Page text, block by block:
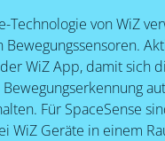
Technologie von WiZ
Bewegungssensoren.
WiZ App, damit sich
Für SpaceSense
WiZ Geräte in einem